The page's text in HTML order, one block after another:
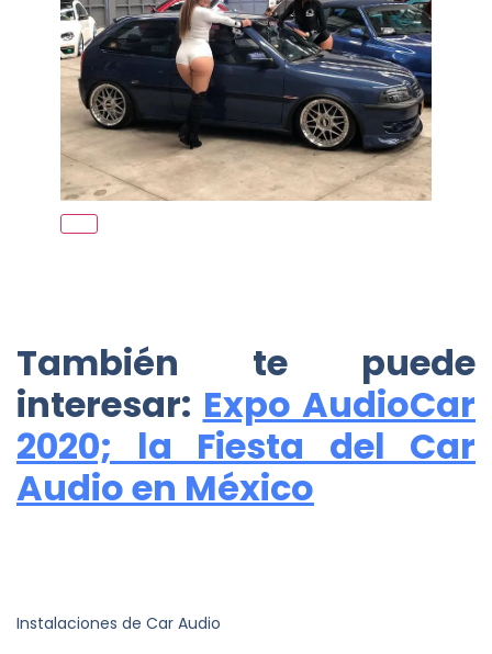
También te puede
interesar: Expo AudioCar
2020; la Fiesta del Car
Audio en México
Instalaciones de Car Audio